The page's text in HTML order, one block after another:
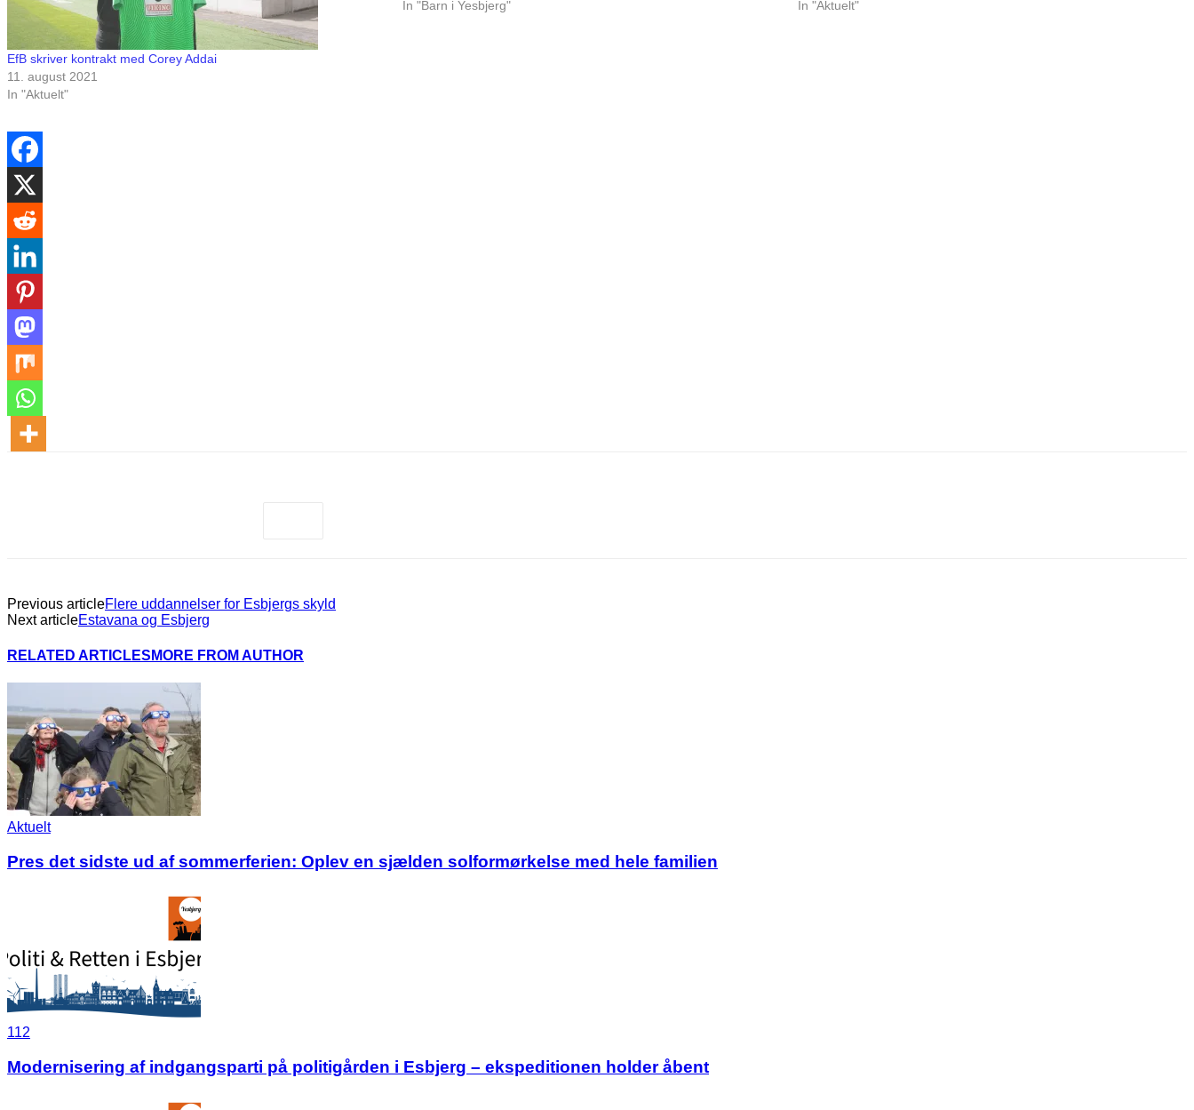
EfB skriver kontrakt med Corey Addai
11. august 2021
In "Aktuelt"
Således skifter…
In "Barn i Yesbjerg"
In "Aktuelt"
Previous articleFlere uddannelser for Esbjergs skyld
Next articleEstavana og Esbjerg
RELATED ARTICLES MORE FROM AUTHOR
Aktuelt
Pres det sidste ud af sommerferien: Oplev en sjælden solformørkelse med hele familien
112
Modernisering af indgangsparti på politigården i Esbjerg – ekspeditionen holder åbent